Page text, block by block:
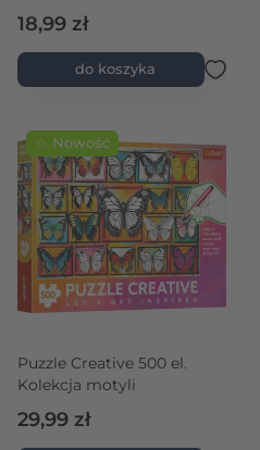
18,99 zł
do koszyka
☆ Nowość
Puzzle Creative 500 el.
Kolekcja motyli
29,99 zł